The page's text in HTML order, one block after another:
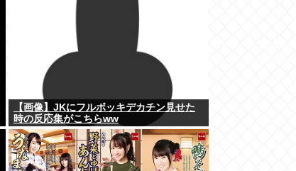
【画像】JKにフルボッキデカチン見せた
時の反応集がこちらww